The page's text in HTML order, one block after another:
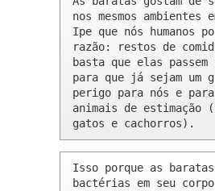
nos mesmos ambientes
Ipe que nós humanos
razão: restos de
basta que elas passem
para que já sejam um
perigo para nós e para
animais de estimação
gatos e cachorros).
Isso porque as
bactérias em seu corpo